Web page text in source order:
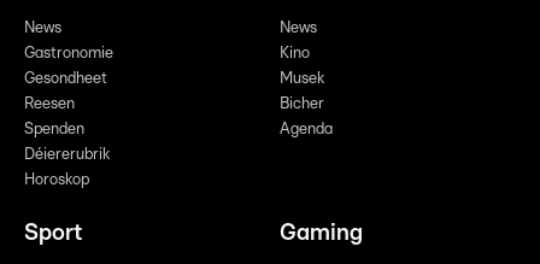
News
Gastronomie
Gesondheet
Reesen
Spenden
Déiererubrik
Horoskop
News
Kino
Musek
Bicher
Agenda
Sport Gaming